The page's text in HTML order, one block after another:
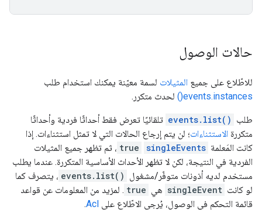
حالات الوصول
للاطّلاع على جميع المثيلات لسمة معيّنة يمكنك استخدام طلب
events.instances()
لحدث متكرر.
طلب events.list() تلقائيًا تعرض فقط أحداثًا فردية وأحداثًا
متكررة الاستثناءات؛ لن يتم إرجاع الحالات التي لا تمثل استثناءات. إذا
كانت المَعلمة singleEvents
true ، ثم تظهر جميع المثيلات
الفردية في النتيجة، لكن لا تظهر الأحداث الأساسية المتكررة. عندما يطلب
مستخدم لديه أذونات متوفّر/مشغول events.list() ، يتصرف كما
لو كانت singleEvent هي true . لمزيد من المعلومات عن قواعد
قائمة التحكم في الوصول، يُرجى الاطّلاع على Acl
.